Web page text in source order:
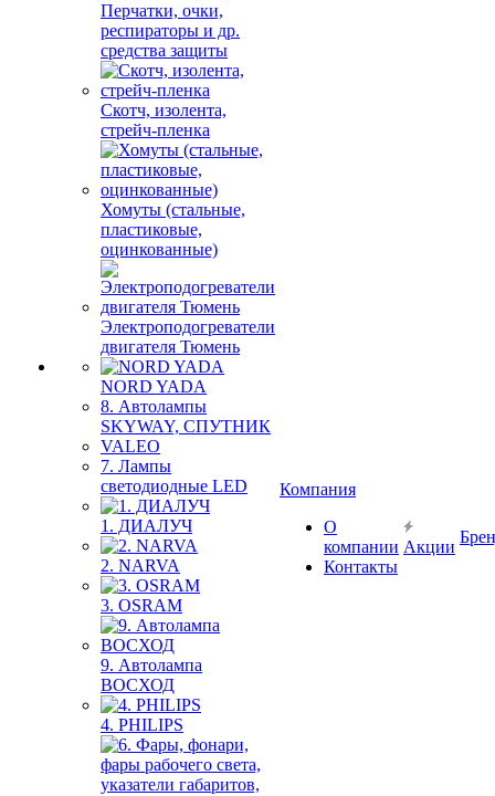
Перчатки, очки,
респираторы и др.
средства защиты
Скотч, изолента,
стрейч-пленка
Хомуты (стальные,
пластиковые,
оцинкованные)
Электроподогреватели
двигателя Тюмень
NORD YADA
8. Автолампы
SKYWAY, СПУТНИК
VALEO
7. Лампы
светодиодные LED
1. ДИАЛУЧ
2. NARVA
3. OSRAM
9. Автолампа
ВОСХОД
4. PHILIPS
Компания
О
компании
Контакты
Акции